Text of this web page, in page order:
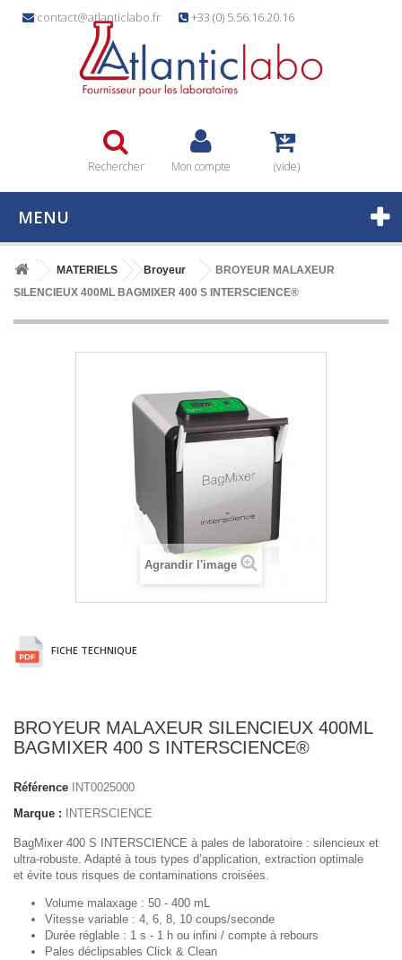
contact@atlanticlabo.fr +33 (0) 5.56.16.20.16
Rechercher Mon compte (vide)
MENU
MATERIELS Broyeur
BROYEUR MALAXEUR
SILENCIEUX 400ML BAGMIXER 400 S INTERSCIENCE®
Agrandir l'image
FICHE TECHNIQUE
BROYEUR MALAXEUR SILENCIEUX 400ML
BAGMIXER 400 S INTERSCIENCE®
Référence
INT0025000
Marque :
INTERSCIENCE
BagMixer 400 S INTERSCIENCE à pales de laboratoire : silencieux et
ultra-robuste. Adapté à tous types d’application, extraction optimale
et évite tous risques de contaminations croisées.
Volume malaxage : 50 - 400 mL
Vitesse variable : 4, 6, 8, 10 coups/seconde
Durée réglable : 1 s - 1 h ou infini / compte à rebours
Pales déclipsables Click & Clean